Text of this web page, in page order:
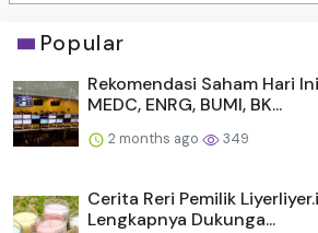
Popular
Rekomendasi Saham Hari
MEDC, ENRG, BUMI, BK...
2 months ago 349
Cerita Reri Pemilik
Lengkapnya Dukunga...